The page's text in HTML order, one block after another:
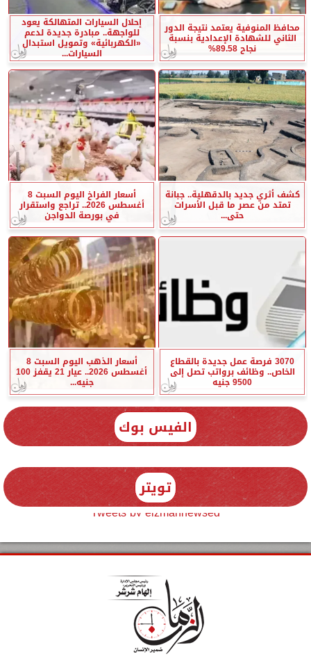
محافظ المنوفية يعتمد نتيجة الدور
الثاني للشهادة الإعدادية بنسبة
نجاح 89.58%
إحلال السيارات المتهالكة يعود
للواجهة.. مبادرة جديدة لدعم
«الكهربائية» وتمويل استبدال
السيارات...
كشف أثري جديد بالدقهلية.. جبانة
تمتد من عصر ما قبل الأسرات
حتى...
أسعار الفراخ اليوم السبت 8
أغسطس 2026.. تراجع واستقرار
في بورصة الدواجن
3070 فرصة عمل جديدة بالقطاع
الخاص.. وظائف برواتب تصل إلى
9500 جنيه
أسعار الذهب اليوم السبت 8
أغسطس 2026.. عيار 21 يقفز 100
جنيه...
الفيس بوك
تويتر
Tweets by elzmannewseg